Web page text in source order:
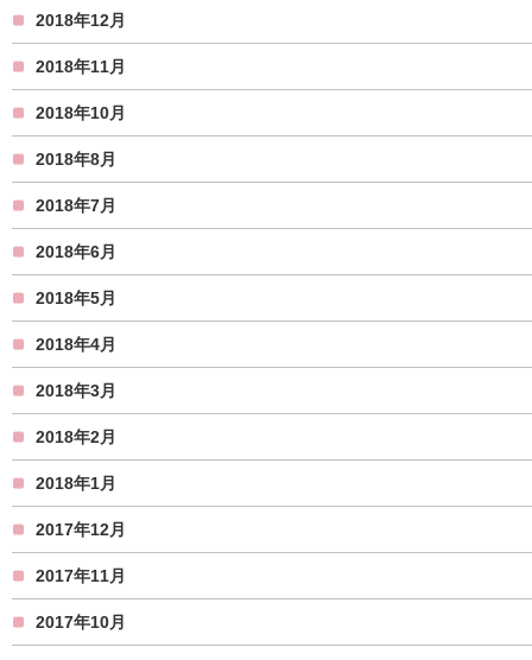
2018年12月
2018年11月
2018年10月
2018年8月
2018年7月
2018年6月
2018年5月
2018年4月
2018年3月
2018年2月
2018年1月
2017年12月
2017年11月
2017年10月